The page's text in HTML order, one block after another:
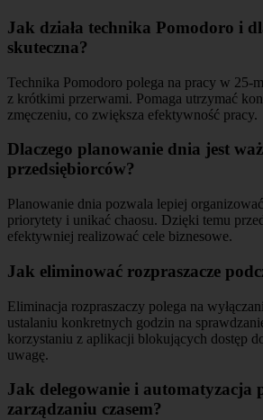
Jak działa technika Pomodoro i
skuteczna?
Technika Pomodoro polega na pracy w 25-
z krótkimi przerwami. Pomaga utrzymać
zmęczeniu, co zwiększa efektywność pracy.
Dlaczego planowanie dnia jest
przedsiębiorców?
Planowanie dnia pozwala lepiej
priorytety i unikać chaosu. Dzięki temu
efektywniej realizować cele biznesowe.
Jak eliminować rozpraszacze
Eliminacja rozpraszaczy polega na
ustalaniu konkretnych godzin na
korzystaniu z aplikacji blokujących dostęp
uwagę.
Jak delegowanie i automatyzacja
zarządzaniu czasem?